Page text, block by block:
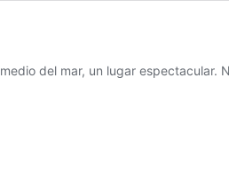
del mar, un lugar